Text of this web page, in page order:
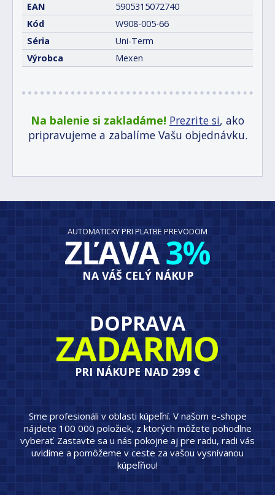
EAN
5905315072740
Kód
W908-005-66
Séria
Uni-Term
Výrobca
Mexen
Na balenie si zakladáme! Prezrite si, ako
pripravujeme a zabalíme Vašu objednávku.
AUTOMATICKY PRI PLATBE PREVODOM
ZĽAVA3%
NA VÁŠ CELÝ NÁKUP
DOPRAVA
ZADARMO
PRI NÁKUPE NAD 299 €
Sme profesionáli v oblasti kúpeľní. V našom e-shope
nájdete 100 000 položiek, z ktorých môžete pohodlne
vyberať. Zastavte sa u nás pokojne aj pre radu, radi vás
uvidíme a pomôžeme v ceste za vašou vysnívanou
kúpeľňou!